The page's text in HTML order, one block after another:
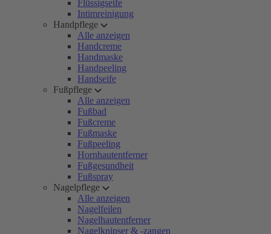
Flüssigseife
Intimreinigung
Handpflege
Alle anzeigen
Handcreme
Handmaske
Handpeeling
Handseife
Fußpflege
Alle anzeigen
Fußbad
Fußcreme
Fußmaske
Fußpeeling
Hornhautentferner
Fußgesundheit
Fußspray
Nagelpflege
Alle anzeigen
Nagelfeilen
Nagelhautentferner
Nagelknipser & -zangen